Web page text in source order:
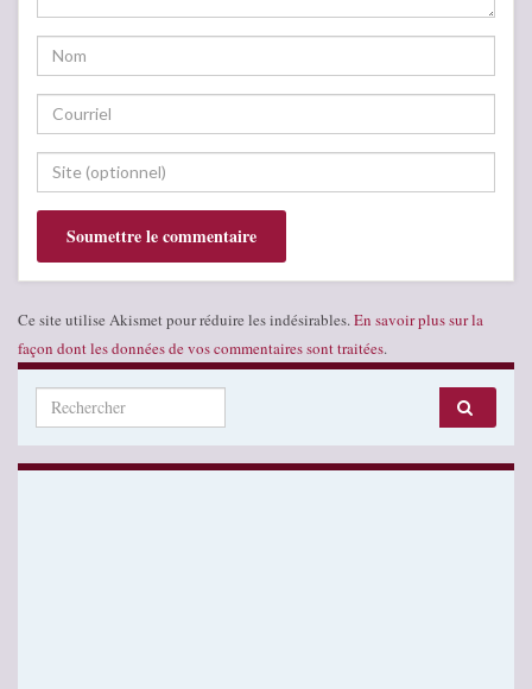
Ce site utilise Akismet pour réduire les indésirables. En savoir plus sur la
façon dont les données de vos commentaires sont traitées.
Search for: